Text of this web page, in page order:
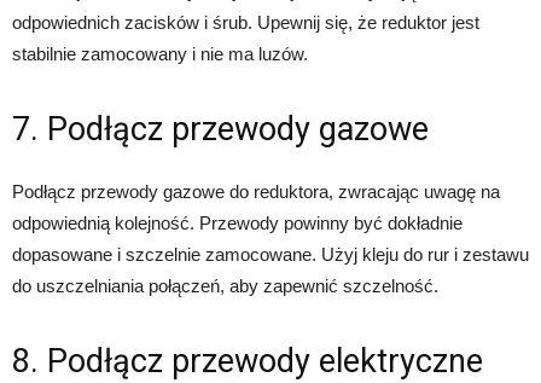
odpowiednich zacisków i śrub. Upewnij się, że reduktor jest
stabilnie zamocowany i nie ma luzów.
7. Podłącz przewody gazowe
Podłącz przewody gazowe do reduktora, zwracając uwagę na
odpowiednią kolejność. Przewody powinny być dokładnie
dopasowane i szczelnie zamocowane. Użyj kleju do rur i zestawu
do uszczelniania połączeń, aby zapewnić szczelność.
8. Podłącz przewody elektryczne